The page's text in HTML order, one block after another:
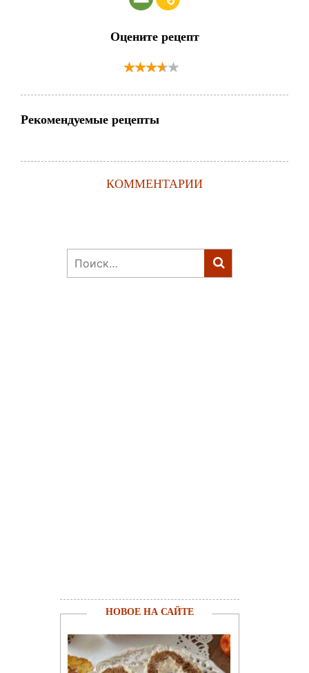
Оцените рецепт
Рекомендуемые рецепты
КОММЕНТАРИИ
Найти:
НОВОЕ НА САЙТЕ